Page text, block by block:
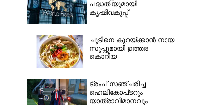
പദ്ധതിയുമായി
കൃഷിവകുപ്പ്
ചൂടിനെ കുറയ്‌ക്കാൻ നായ
സൂപ്പുമായി ഉത്തര
കൊറിയ
ട്രംപ് സഞ്ചരിച്ച
ഹെലികോപ്‌ടറും
യാത്രാവിമാനവും